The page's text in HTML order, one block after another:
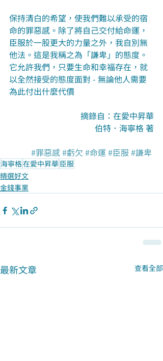
保持清白的希望，使我們難以承受的宿
命的罪惡感。除了將自己交付給命運，
臣服於一股更大的力量之外，我自別無
他法。這是我稱之為「謙卑」的態度。
它允許我們，只要生命和幸福存在，就
以全然接受的態度面對 - 無論他人需要
為此付出什麼代價
摘錄自：在愛中昇華
伯特．海寧格 著
#罪惡感#虧欠 #命運 #臣服 #謙卑
海寧格在愛中昇華臣服
精選好文
金錢事業
最新文章 查看全部